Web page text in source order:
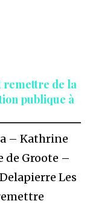
remettre de la
publique à
– Kathrine
de Groote –
Les